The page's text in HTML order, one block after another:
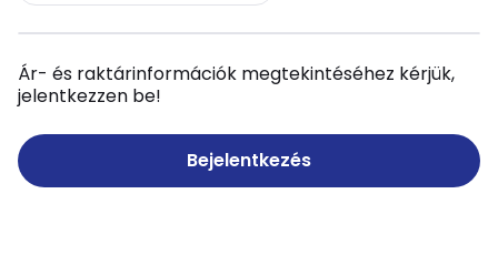
Ár- és raktárinformációk megtekintéséhez kérjük,
jelentkezzen be!
Bejelentkezés